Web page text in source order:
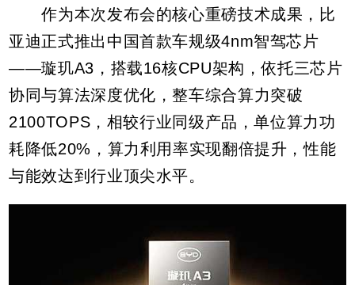
作为本次发布会的核心重磅技术成果，比
亚迪正式推出中国首款车规级4nm智驾芯片
——璇玑A3，搭载16核CPU架构，依托三芯片
协同与算法深度优化，整车综合算力突破
2100TOPS，相较行业同级产品，单位算力功
耗降低20%，算力利用率实现翻倍提升，性能
与能效达到行业顶尖水平。